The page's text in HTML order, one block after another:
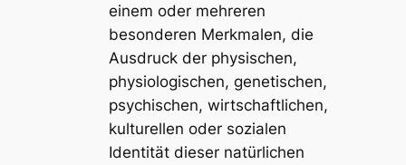
einem oder mehreren
besonderen Merkmalen, die
Ausdruck der physischen,
physiologischen, genetischen,
psychischen, wirtschaftlichen,
kulturellen oder sozialen
Identität dieser natürlichen